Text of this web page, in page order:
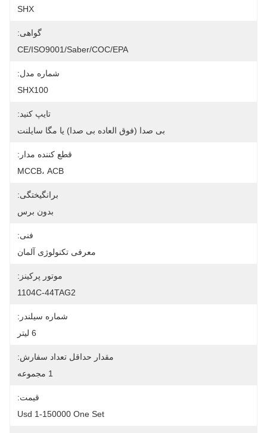
SHX
گواهی:
CE/ISO9001/Saber/COC/EPA
شماره مدل:
SHX100
تایپ کنید:
بی صدا (فوق العاده بی صدا) یا مگا سایلنت
قطع کننده مدار:
MCCB، ACB
برانگیختگی:
بدون برس
فنی:
معرفی تکنولوژی آلمان
موتور پرکینز:
1104C-44TAG2
شماره سیلندر:
6 لیتر
مقدار حداقل تعداد سفارش:
1 مجموعه
قیمت:
Usd 1-150000 One Set